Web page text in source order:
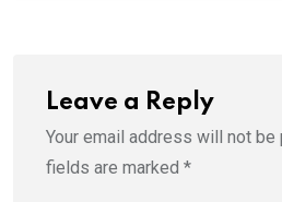
Leave a Reply
Your email address will not be
fields are marked *